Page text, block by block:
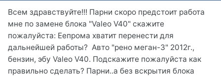
Всем здравствуйте!!! Парни скоро предстоит работа
мне по замене блока "Valeo V40" скажите
пожалуйста: Еепрома хватит перенести для
дальнейшей работы? Авто "рено меган-3" 2012г.,
бензин, эбу Valeo V40. Подскажите пожалуйста как
правильно сделать? Парни..а без вскрытия блока